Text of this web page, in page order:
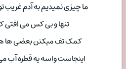
ما چیزی نمیدیم به آدم
تنها و بی کس می افتی
کمک تف میکنن بعضی ها
اینجاست واسه یه قطره آب